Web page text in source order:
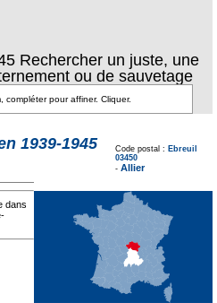
Rechercher un juste, une
ou de sauvetage
1939-1945
Code postal : Ebreuil
03450
- Allier
dans